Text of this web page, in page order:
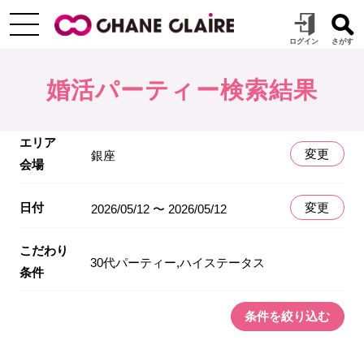
婚活パーティー検索結果
エリア
会場
銀座 変更
日付 2026/05/12 〜 2026/05/12 変更
こだわり
条件
30代パーティー,ハイステータス
条件を絞り込む